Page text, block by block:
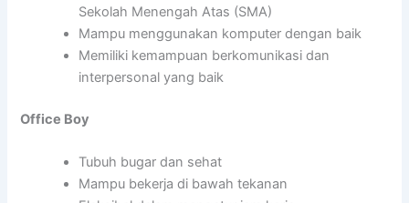
Sekolah Menengah Atas (SMA)
Mampu menggunakan komputer dengan baik
Memiliki kemampuan berkomunikasi dan
interpersonal yang baik
Office Boy
Tubuh bugar dan sehat
Mampu bekerja di bawah tekanan